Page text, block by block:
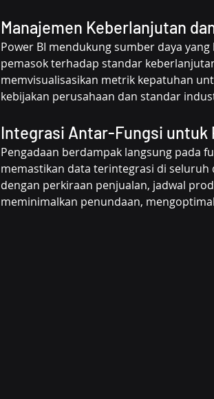
Manajemen Keberlanjutan
Power BI mendukung sumber daya
pemasok terhadap standar
memvisualisasikan metrik kepatuhan
kebijakan perusahaan dan standar
Integrasi Antar-Fungsi untuk
Pengadaan berdampak langsung pada
memastikan data terintegrasi di
dengan perkiraan penjualan, jadwal
meminimalkan penundaan,